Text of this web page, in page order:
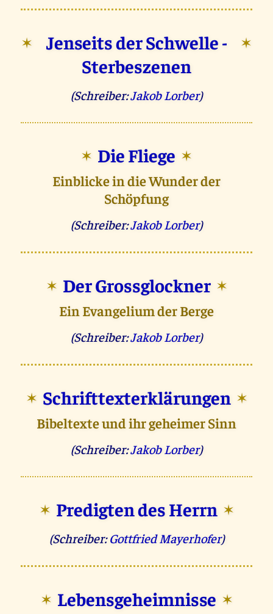
✶
Jenseits der Schwelle -
Sterbeszenen
✶
(Schreiber:Jakob Lorber)
✶ Die Fliege ✶
Einblicke in die Wunder der
Schöpfung
(Schreiber:Jakob Lorber)
✶ Der Grossglockner ✶
Ein Evangelium der Berge
(Schreiber:Jakob Lorber)
✶ Schrifttexterklärungen ✶
Bibeltexte und ihr geheimer Sinn
(Schreiber:Jakob Lorber)
✶ Predigten des Herrn ✶
(Schreiber:Gottfried Mayerhofer)
✶ Lebensgeheimnisse ✶